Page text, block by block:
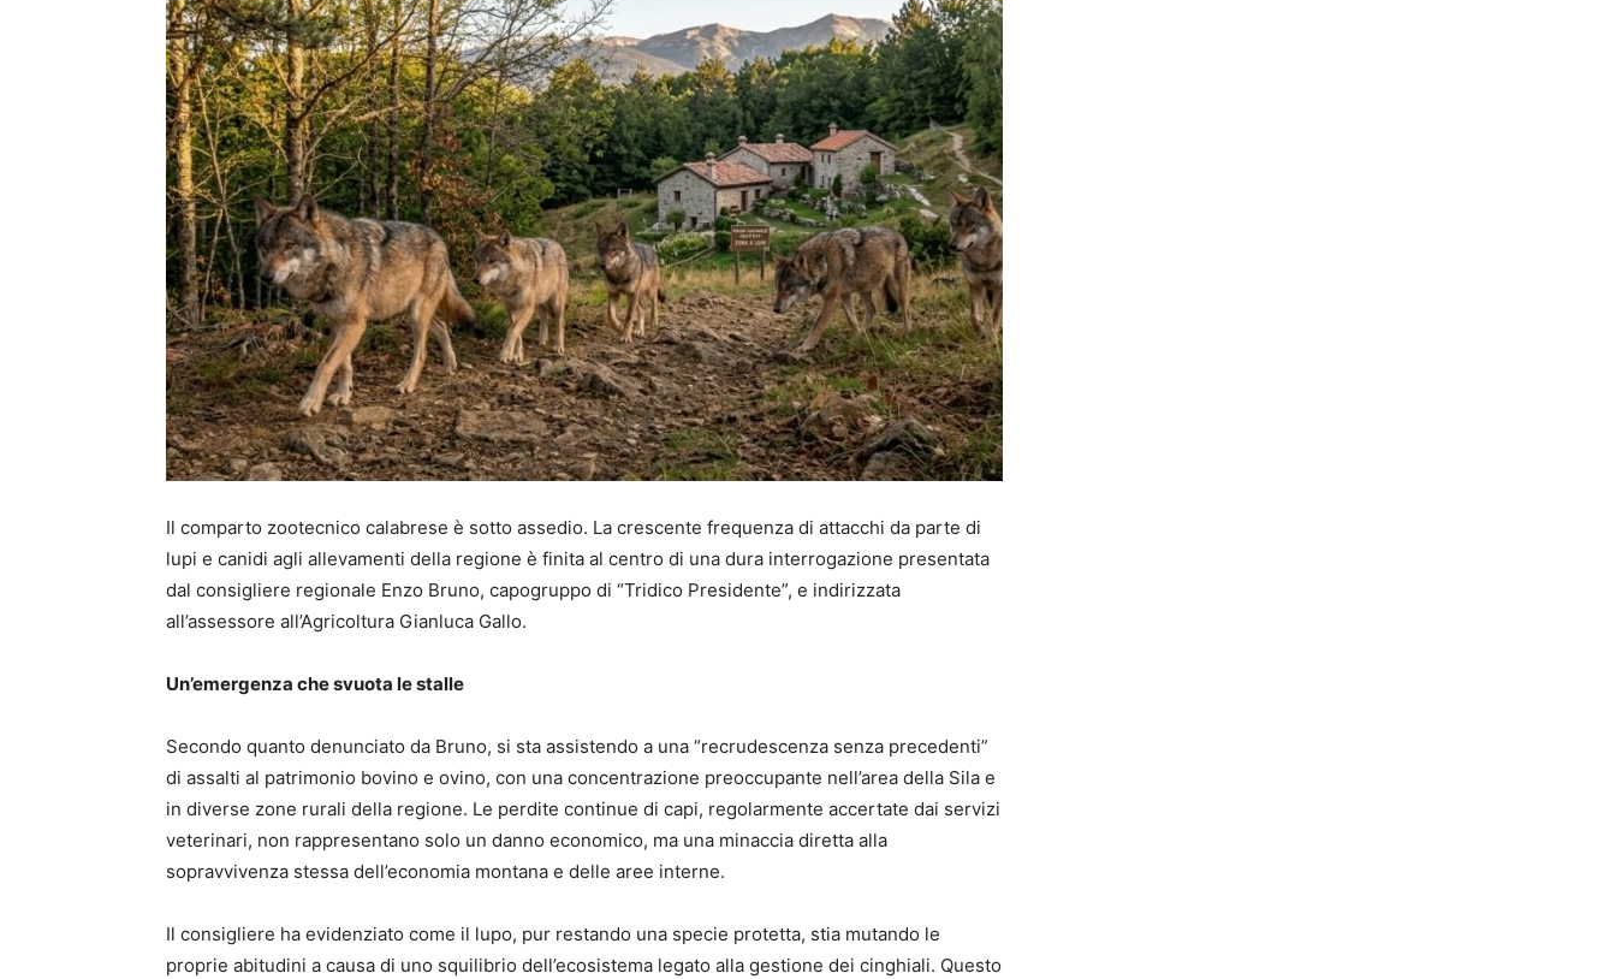
Il comparto zootecnico calabrese è sotto assedio. La crescente frequenza di attacchi da parte di
lupi e canidi agli allevamenti della regione è finita al centro di una dura interrogazione presentata
dal consigliere regionale Enzo Bruno, capogruppo di “Tridico Presidente”, e indirizzata
all’assessore all’Agricoltura Gianluca Gallo.
Un’emergenza che svuota le stalle
Secondo quanto denunciato da Bruno, si sta assistendo a una “recrudescenza senza precedenti”
di assalti al patrimonio bovino e ovino, con una concentrazione preoccupante nell’area della Sila e
in diverse zone rurali della regione. Le perdite continue di capi, regolarmente accertate dai servizi
veterinari, non rappresentano solo un danno economico, ma una minaccia diretta alla
sopravvivenza stessa dell’economia montana e delle aree interne.
Il consigliere ha evidenziato come il lupo, pur restando una specie protetta, stia mutando le
proprie abitudini a causa di uno squilibrio dell’ecosistema legato alla gestione dei cinghiali. Questo